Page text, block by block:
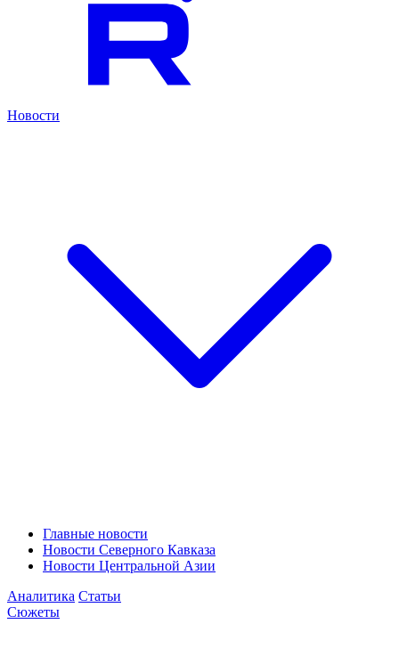
Новости
Главные новости
Новости Северного Кавказа
Новости Центральной Азии
Аналитика Статьи
Сюжеты